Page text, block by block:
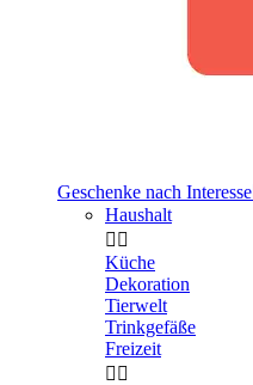
Geschenke nach Interesse
Haushalt
 
Küche
Dekoration
Tierwelt
Trinkgefäße
Freizeit
 